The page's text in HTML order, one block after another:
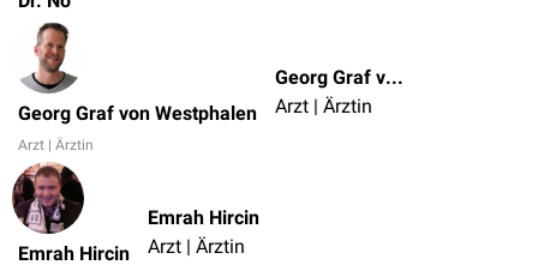
Georg Graf von Westphalen
Arzt | Ärztin
Georg Graf von Westphalen
Arzt | Ärztin
Emrah Hircin
Emrah Hircin
Arzt | Ärztin